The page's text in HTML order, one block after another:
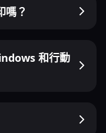
嗎？
和行動